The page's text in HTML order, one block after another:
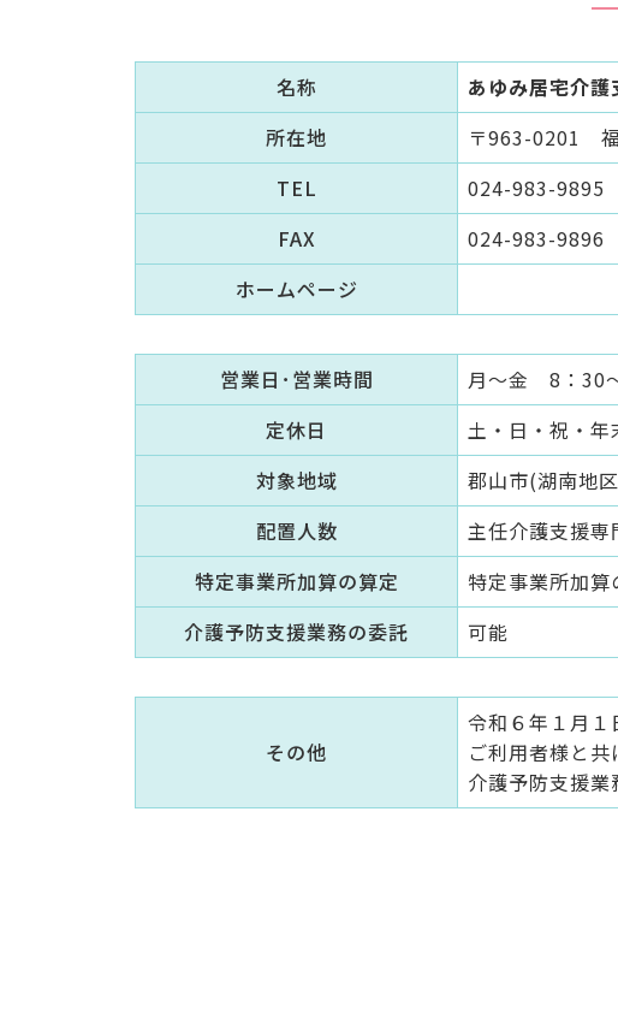
名称
あゆみ居宅介護
所在地
〒963-0201
TEL
024-983-9895
FAX
024-983-9896
ホームページ
営業日･営業時間
月～金 8：30
定休日
土・日・祝・年
対象地域
郡山市(湖南地
配置人数
主任介護支援専
特定事業所加算の算定
特定事業所加算
介護予防支援業務の委託
可能
その他
令和６年１月１
ご利用者様と
介護予防支援業